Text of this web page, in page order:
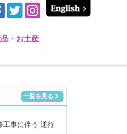
・お土産
一覧を見る
工事に伴う 通行